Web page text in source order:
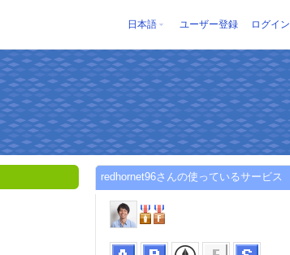
日本語 ユーザー登録 ログイン
redhornet96さんの使っているサービス